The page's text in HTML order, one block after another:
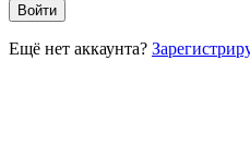
Войти
Ещё нет аккаунта?